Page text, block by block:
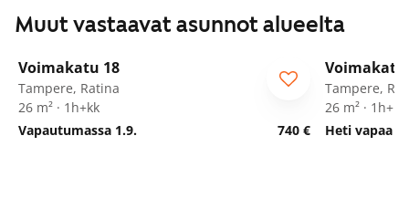
Muut vastaavat asunnot alueelta
Voimakatu 18
Tampere, Ratina
26 m² · 1h+kk
Vapautumassa 1.9.
740 €
Voimakatu
Tampere,
26 m² · 1h+kk
Heti vapaa